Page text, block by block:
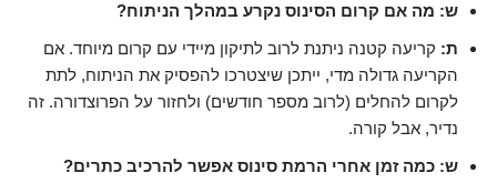
ש: מה אם קרום הסינוס נקרע במהלך הניתוח?
ת: קריעה קטנה ניתנת לרוב לתיקון מיידי עם קרום מיוחד. אם
הקריעה גדולה מדי, ייתכן שיצטרכו להפסיק את הניתוח, לתת
לקרום להחלים (לרוב מספר חודשים) ולחזור על הפרוצדורה. זה
נדיר, אבל קורה.
ש: כמה זמן אחרי הרמת סינוס אפשר להרכיב כתרים?